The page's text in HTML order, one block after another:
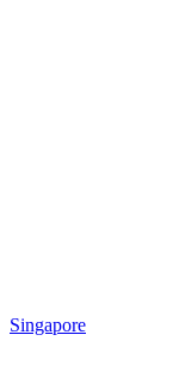
Singapore